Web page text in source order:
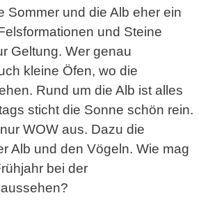
Sommer und die Alb eher ein
und Steine
Geltung. Wer genau
kleine Öfen, wo die
Rund um die Alb ist alles
sticht die Sonne schön rein.
WOW aus. Dazu die
Alb und den Vögeln. Wie mag
bei der